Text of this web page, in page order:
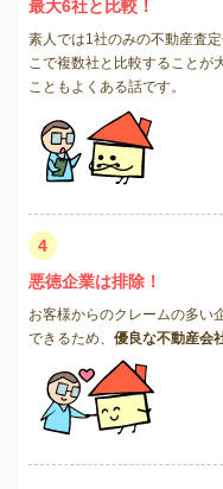
最大6社と比較！
素人では1社のみの不動産査
こで複数社と比較することが
こともよくある話です。
4
悪徳企業は排除！
お客様からのクレームの多い
できるため、 優良な不動産会